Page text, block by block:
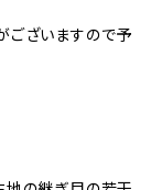
ございますので予